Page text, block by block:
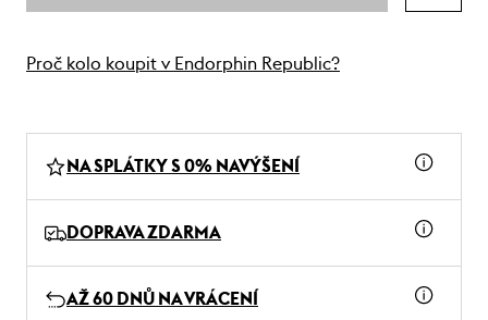
Proč kolo koupit v Endorphin Republic?
NA SPLÁTKY S 0% NAVÝŠENÍ
DOPRAVA ZDARMA
AŽ 60 DNŮ NA VRÁCENÍ